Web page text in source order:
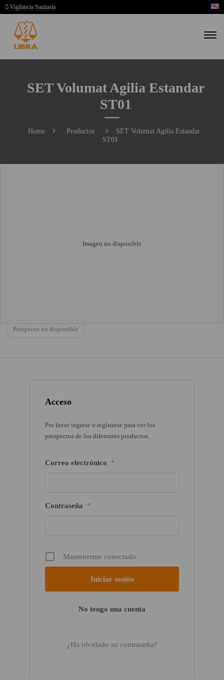
Vigilancia Sanitaria
SET Volumat Agilia Estandar
ST01
Home Productos
SET Volumat Agilia Estandar
ST01
Acceso
Por favor ingrese o regístrese para ver los
prospectos de los diferentes productos.
Correo electrónico *
Contraseña *
Mantenerme conectado
No tengo una cuenta
¿Ha olvidado su contraseña?
Imagen no disponible
Prospecto no disponible